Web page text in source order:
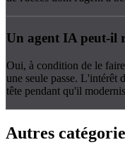
Un agent IA peut-il
Oui, à condition de le
une seule passe. L'intérêt
tête pendant qu'il
Autres